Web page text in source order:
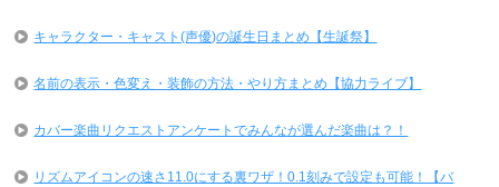
キャラクター・キャスト(声優)の誕生日まとめ【生誕祭】
名前の表示・色変え・装飾の方法・やり方まとめ【協力ライブ】
カバー楽曲リクエストアンケートでみんなが選んだ楽曲は？！
リズムアイコンの速さ11.0にする裏ワザ！0.1刻みで設定も可能！【バ